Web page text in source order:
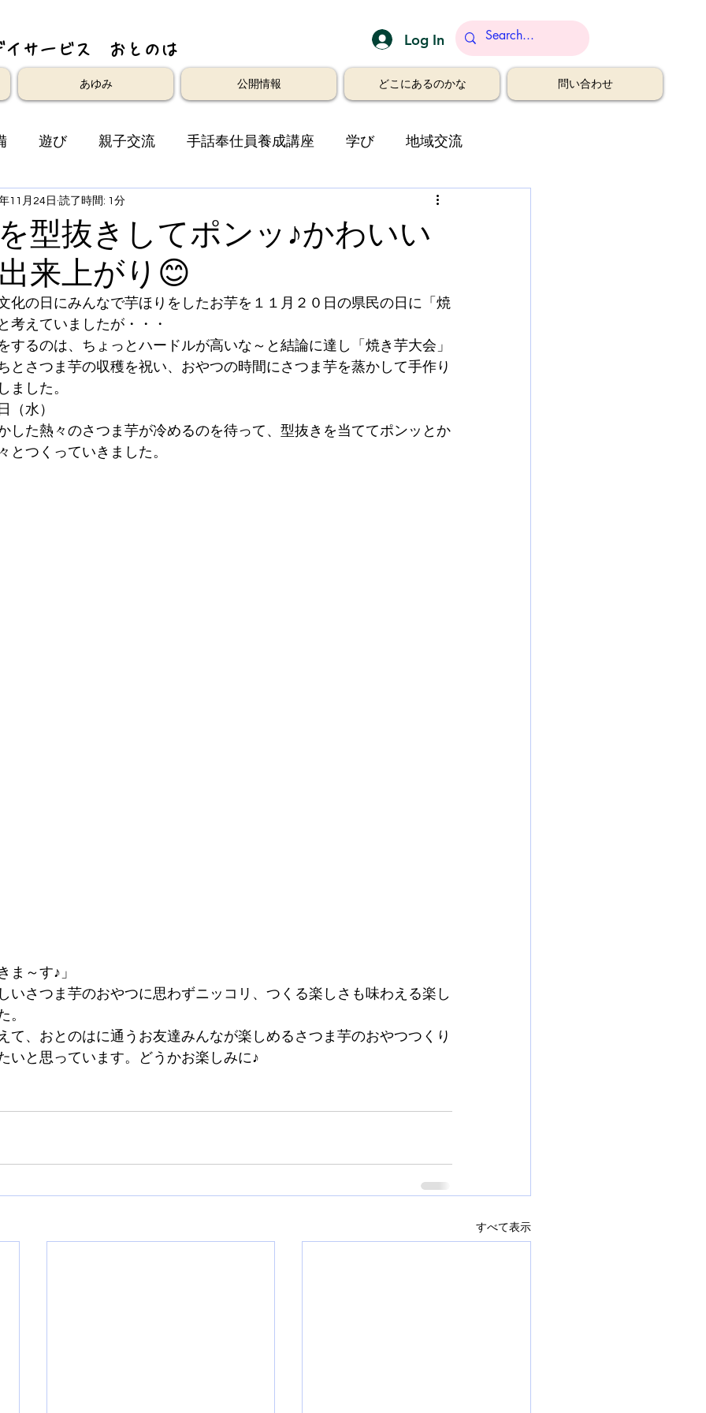
イサービス おとのは
あゆみ 公開情報 どこにあるのかな 問い合わせ
遊び 親子交流 手話奉仕員養成講座 学び 地域交流
型抜きしてポンッ♪かわいい
来上がり😊
11月24日 読了時間: 1分
の日にみんなで芋ほりをしたお芋を１１月２０日の県民の日に「焼
考えていましたが・・・
るのは、ちょっとハードルが高いな～と結論に達し「焼き芋大会」
とさつま芋の収穫を祝い、おやつの時間にさつま芋を蒸かして手作り
ました。
水）
た熱々のさつま芋が冷めるのを待って、型抜きを当ててポンッとか
とつくっていきました。
～す♪」
さつま芋のおやつに思わずニッコリ、つくる楽しさも味わえる楽し
。
、おとのはに通うお友達みんなが楽しめるさつま芋のおやつつくり
いと思っています。どうかお楽しみに♪
すべて表示
Log In